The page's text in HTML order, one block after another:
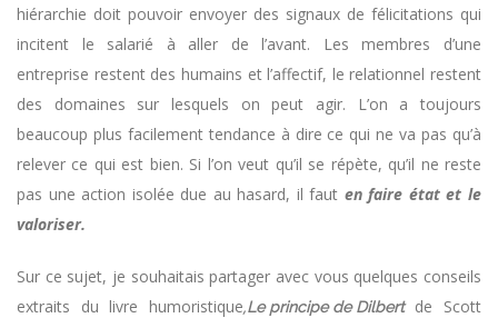
hiérarchie doit pouvoir envoyer des signaux de félicitations qui
incitent le salarié à aller de l’avant. Les membres d’une
entreprise restent des humains et l’affectif, le relationnel restent
des domaines sur lesquels on peut agir. L’on a toujours
beaucoup plus facilement tendance à dire ce qui ne va pas qu’à
relever ce qui est bien. Si l’on veut qu’il se répète, qu’il ne reste
pas une action isolée due au hasard, il faut en faire état et le
valoriser.
Sur ce sujet, je souhaitais partager avec vous quelques conseils
extraits du livre humoristique,Le principe de Dilbertde Scott